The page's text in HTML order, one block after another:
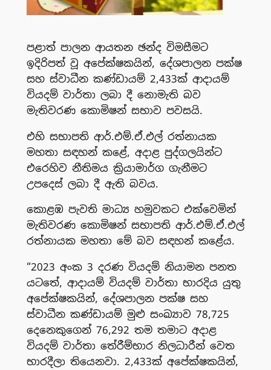
පළාත් පාලන ආයතන ඡන්ද විමසීමට
ඉදිරිපත් වූ අපේක්ෂකයින්, දේශපාලන පක්ෂ
සහ ස්වාධීන කණ්ඩායම් 2,433ක් ආදායම්
වියදම් වාර්තා ලබා දී නොමැති බව
මැතිවරණ කොමිෂන් සභාව පවසයි.
එහි සභාපති ආර්.එම්.ඒ.එල් රත්නායක
මහතා සඳහන් කළේ, අදාළ පුද්ගලයින්ට
එරෙහිව නීතිමය ක්‍රියාමාර්ග ගැනීමට
උපදෙස් ලබා දී ඇති බවය.
කොළඹ පැවති මාධ්‍ය හමුවකට එක්වෙමින්
මැතිවරණ කොමිෂන් සභාපති ආර්.එම්.ඒ.එල්
රත්නායක මහතා මේ බව සඳහන් කළේය.
“2023 අංක 3 දරණ වියදම් නියාමන පනත
යටතේ, ආදායම් වියදම් වාර්තා භාරදිය යුතු
අපේක්ෂකයින්, දේශපාලන පක්ෂ සහ
ස්වාධීන කණ්ඩායම් මුළු සංඛ්‍යාව 78,725
දෙනෙකුගෙන් 76,292 තම තමාට අදාළ
වියදම් වාර්තා තේරීම්භාර නිලධාරීන් වෙත
භාරදීලා තියෙනවා. 2,433ක් අපේක්ෂකයින්,